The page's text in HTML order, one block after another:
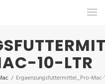
10-LTR
/ Ergaenzungsfuttermittel_Pro-